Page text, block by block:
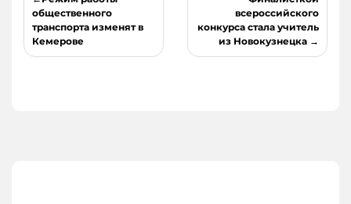
по
записям
общественного
транспорта изменят в
Кемерове
всероссийского
конкурса стала учитель
из Новокузнецка